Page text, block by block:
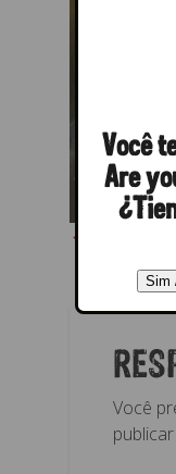
← Anterior
Você
Você
Are